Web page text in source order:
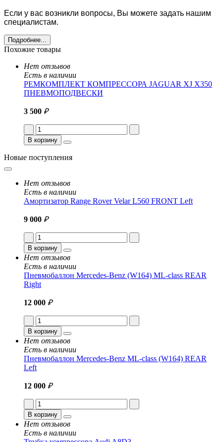
Если у вас возникли вопросы, Вы можете задать нашим
специалистам.
Подробнее...
Похожие товары
Нет отзывов
Есть в наличии
РЕМКОМПЛЕКТ КОМПРЕССОРА JAGUAR XJ X350
ПНЕВМОПОДВЕСКИ
3 500 ₽
В корзину
Новые поступления
Нет отзывов
Есть в наличии
Амортизатор Range Rover Velar L560 FRONT Left
9 000 ₽
В корзину
Нет отзывов
Есть в наличии
Пневмобаллон Mercedes-Benz (W164) ML-class REAR
Right
12 000 ₽
В корзину
Нет отзывов
Есть в наличии
Пневмобаллон Mercedes-Benz ML-class (W164) REAR
Left
12 000 ₽
В корзину
Нет отзывов
Есть в наличии